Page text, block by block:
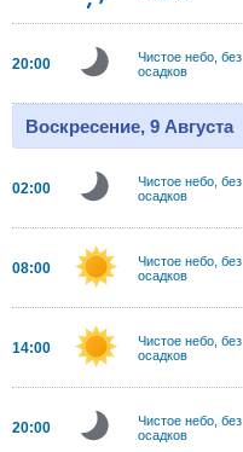
20:00
Чистое небо, без
осадков
Воскресение, 9 Августа
02:00
Чистое небо, без
осадков
08:00
Чистое небо, без
осадков
14:00
Чистое небо, без
осадков
20:00
Чистое небо, без
осадков